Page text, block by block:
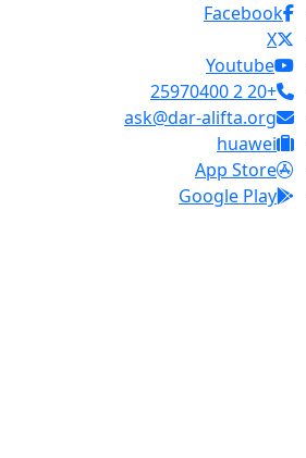
Facebook
X
Youtube
+20 2 25970400
ask@dar-alifta.org
huawei
App Store
Google Play